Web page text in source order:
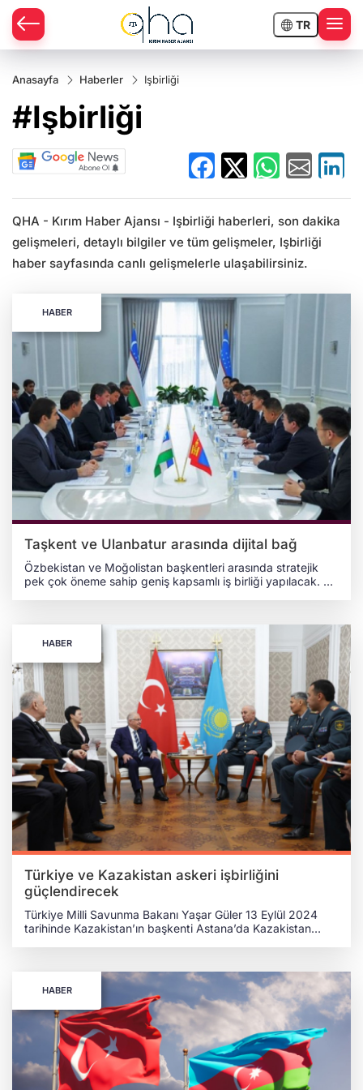
TR
Anasayfa Haberler Işbirliği
#Işbirliği
QHA - Kırım Haber Ajansı - Işbirliği haberleri, son dakika
gelişmeleri, detaylı bilgiler ve tüm gelişmeler, Işbirliği
haber sayfasında canlı gelişmelerle ulaşabilirsiniz.
HABER
Taşkent ve Ulanbatur arasında dijital bağ
Özbekistan ve Moğolistan başkentleri arasında stratejik
pek çok öneme sahip geniş kapsamlı iş birliği yapılacak. Bu
ve Valisi Niambaatar Hişgi, kentsel gelişim ve
sosyoekonomik kalkınma gayelerini ele aldı. Taşkent Şehir
Yönetimi'nin Durum Merkezine yönelik olarak yapılan
ziyaret ise iki ülke arasındaki kentsel dönüşüm alanında iş
birliğine dikkat çekti. Öte yandan ziyaret kapsamında
Moğol heyeti, modern dijital teknolojilerin kentsel süreçleri
izleme, kamu güvenliği ve acil durumlara müdahale
konusundaki durumları inceledi. Niambaatar, akıllı şehir
çözümlerinin sakinlerin yaşam kalitesini artırmadaki rolü
hakkında ilgili yetkililerden ayrıntılı bilgi aldı.
HABER
Türkiye ve Kazakistan askeri işbirliğini
güçlendirecek
Türkiye Milli Savunma Bakanı Yaşar Güler 13 Eylül 2024
tarihinde Kazakistan’ın başkenti Astana’da Kazakistan
kararı aldıklarını duyurdu. KAZAKİSTAN TÜRKİSTAN'DAKİ
GÜVENİLİR BİR ORTAK Bakan Güler Türkiye'nin askeri
eğitim, savunma eğitimi ve savunma sanayi alanlarındaki
işbirliğini derinleştirme kararlılığını vurguladı. Kazakistan’ın
Türkistan'daki güvenilir bir ortak olduğunu belirten Güler,
Kazak askeri personelinin ortak tatbikatlardaki yüksek
seviyesine övgüde bulundu. Güler, "İlişkilerimiz ortak bir
tarihe ve karşılıklı anlayışa dayanıyor. Kazakistan, Orta
Asya’daki güvenilir ortağımızdır. Kazak askerlerinin
HABER